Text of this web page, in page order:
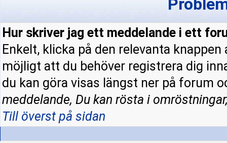
Hur skriver jag ett meddelande i ett
Enkelt, klicka på den relevanta
möjligt att du behöver registrera dig
du kan göra visas längst ner på forum
meddelande, Du kan rösta i
Till överst på sidan